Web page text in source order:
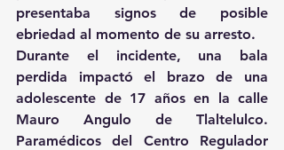
presentaba signos de posible
ebriedad al momento de su arresto.
Durante el incidente, una bala
perdida impactó el brazo de una
adolescente de 17 años en la calle
Mauro Angulo de Tlaltelulco.
Paramédicos del Centro Regulador